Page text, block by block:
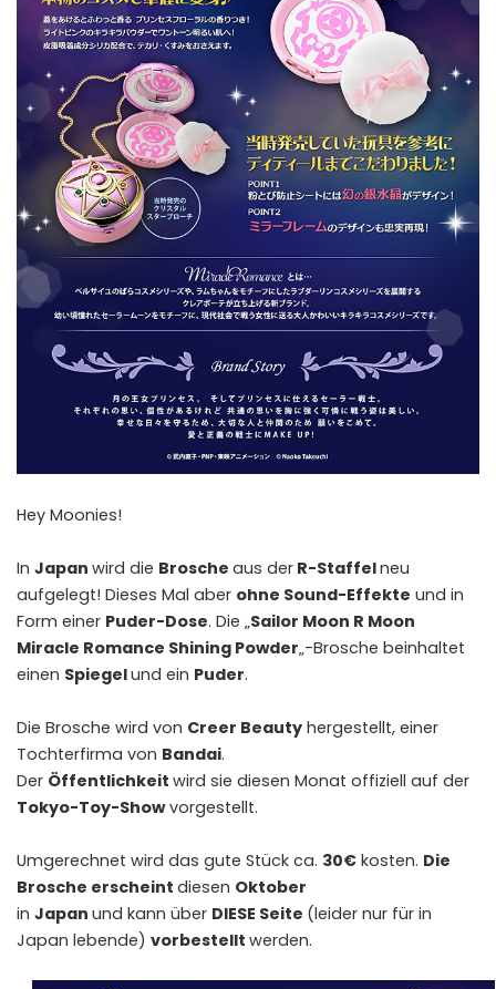
Hey Moonies!
In Japan wird die Brosche aus der R-Staffelneu
aufgelegt! Dieses Mal aber ohne Sound-Effekte und in
Form einer Puder-Dose. Die „Sailor Moon R Moon
Miracle Romance Shining Powder„-Brosche beinhaltet
einen Spiegelund ein Puder.
Die Brosche wird von Creer Beauty hergestellt, einer
Tochterfirma von Bandai.
Der Öffentlichkeit wird sie diesen Monat offiziell auf der
Tokyo-Toy-Showvorgestellt.
Umgerechnet wird das gute Stück ca. 30€ kosten. Die
Brosche erscheint diesen Oktober
in Japan und kann über DIESE Seite (leider nur für in
Japan lebende) vorbestellt werden.